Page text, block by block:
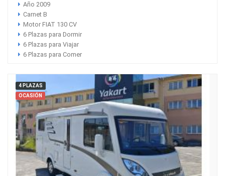
Año 2009
Carnet B
Motor FIAT 130 CV
6 Plazas para Dormir
6 Plazas para Viajar
6 Plazas para Comer
4 PLAZAS
OCASIÓN